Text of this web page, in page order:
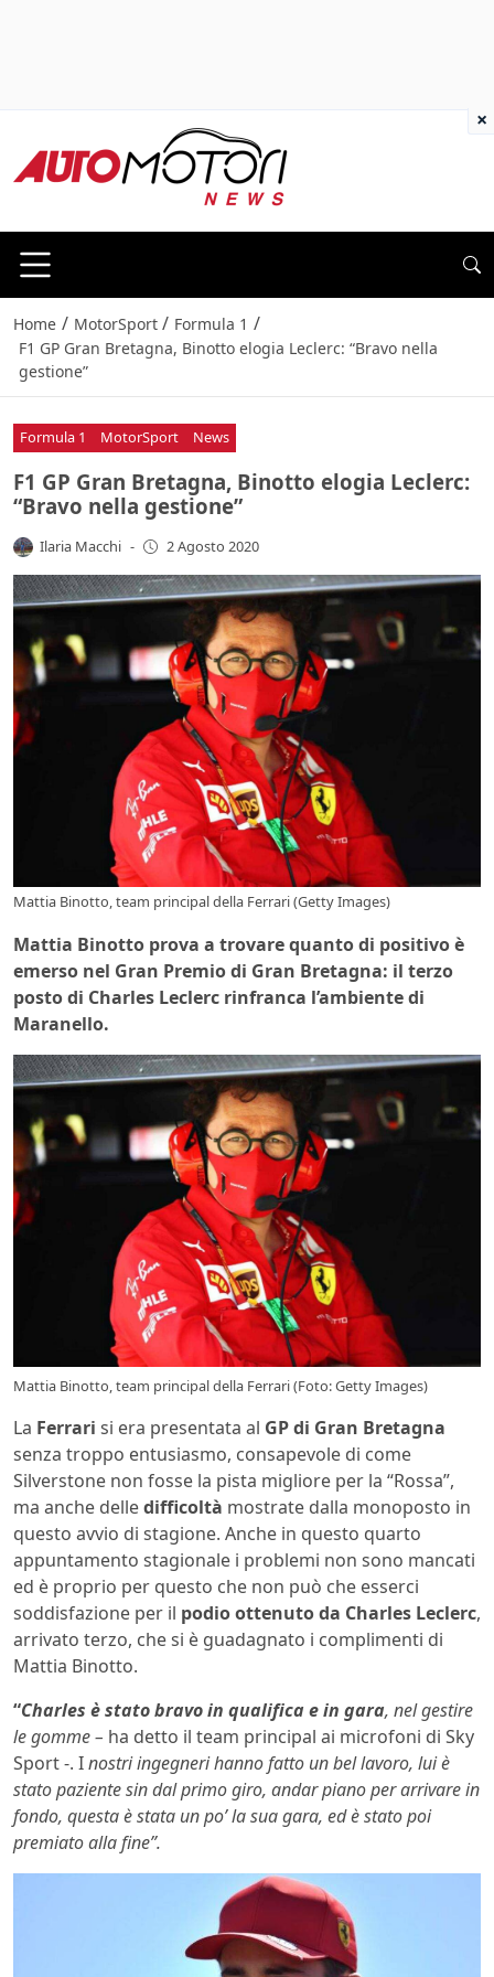
Home / MotorSport / Formula 1 /
F1 GP Gran Bretagna, Binotto elogia Leclerc: “Bravo nella
gestione”
Formula 1 MotorSport News
F1 GP Gran Bretagna, Binotto elogia Leclerc:
“Bravo nella gestione”
Ilaria Macchi - 2 Agosto 2020
Mattia Binotto, team principal della Ferrari (Getty Images)
Mattia Binotto prova a trovare quanto di positivo è
emerso nel Gran Premio di Gran Bretagna: il terzo
posto di Charles Leclerc rinfranca l’ambiente di
Maranello.
Mattia Binotto, team principal della Ferrari (Foto: Getty Images)
La Ferrari si era presentata al GP di Gran Bretagna
senza troppo entusiasmo, consapevole di come
Silverstone non fosse la pista migliore per la “Rossa”,
ma anche delledifficoltà mostrate dalla monoposto in
questo avvio di stagione. Anche in questo quarto
appuntamento stagionale i problemi non sono mancati
ed è proprio per questo che non può che esserci
soddisfazione per il podio ottenuto da Charles Leclerc,
arrivato terzo, che si è guadagnato i complimenti di
Mattia Binotto.
“Charles è stato bravo in qualifica e in gara, nel gestire
le gomme – ha detto il team principal ai microfoni di Sky
Sport -. Inostri ingegneri hanno fatto un bel lavoro, lui è
stato paziente sin dal primo giro, andar piano per arrivare in
fondo, questa è stata un po’ la sua gara, ed è stato poi
premiato alla fine”.
×